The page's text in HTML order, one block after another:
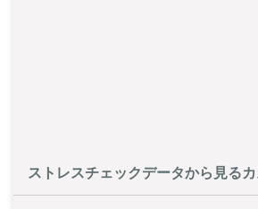
ストレスチェックデータから見る